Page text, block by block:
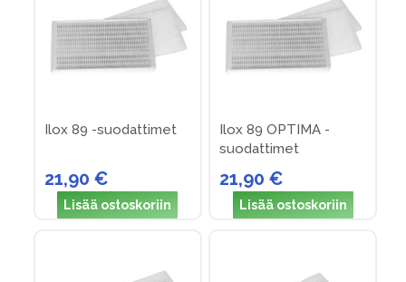
Ilox 89 -suodattimet
21,90 €
Lisää ostoskoriin
Ilox 89 OPTIMA -
suodattimet
21,90 €
Lisää ostoskoriin